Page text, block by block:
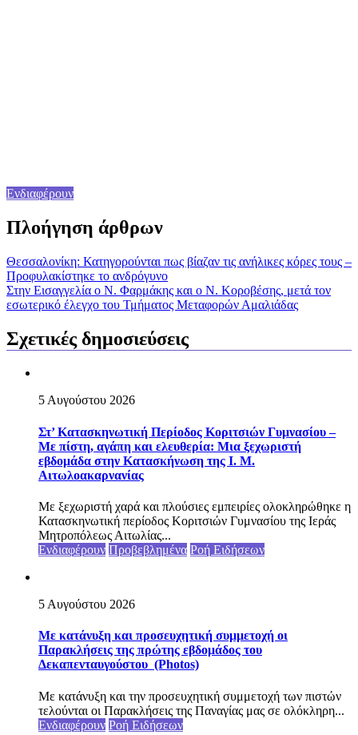
Ενδιαφέρουν
Πλοήγηση άρθρων
Θεσσαλονίκη: Κατηγορούνται πως βίαζαν τις ανήλικες κόρες τους –
Προφυλακίστηκε το ανδρόγυνο
Στην Εισαγγελία ο Ν. Φαρμάκης και ο Ν. Κοροβέσης, μετά τον
εσωτερικό έλεγχο του Τμήματος Μεταφορών Αμαλιάδας
Σχετικές δημοσιεύσεις
5 Αυγούστου 2026
Στ’ Κατασκηνωτική Περίοδος Κοριτσιών Γυμνασίου –
Με πίστη, αγάπη και ελευθερία: Μια ξεχωριστή
εβδομάδα στην Κατασκήνωση της Ι. Μ.
Αιτωλοακαρνανίας
Με ξεχωριστή χαρά και πλούσιες εμπειρίες ολοκληρώθηκε η
Κατασκηνωτική περίοδος Κοριτσιών Γυμνασίου της Ιεράς
Μητροπόλεως Αιτωλίας...
Ενδιαφέρουν Προβεβλημένα Ροή Ειδήσεων
5 Αυγούστου 2026
Με κατάνυξη και προσευχητική συμμετοχή οι
Παρακλήσεις της πρώτης εβδομάδος του
Δεκαπενταυγούστου (Photos)
Με κατάνυξη και την προσευχητική συμμετοχή των πιστών
τελούνται οι Παρακλήσεις της Παναγίας μας σε ολόκληρη...
Ενδιαφέρουν Ροή Ειδήσεων